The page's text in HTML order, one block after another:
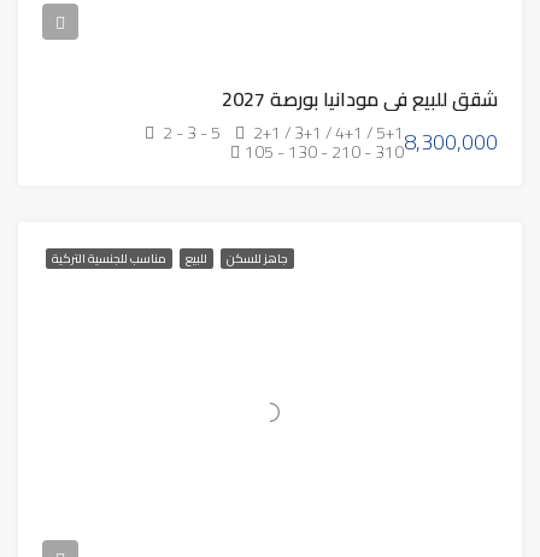
شقق للبيع في مودانيا بورصة 2027
8,300,000
2+1 / 3+1 / 4+1 / 5+1
2 - 3 - 5
105 - 130 - 210 - 310
جاهز للسكن للبيع مناسب للجنسية التركية